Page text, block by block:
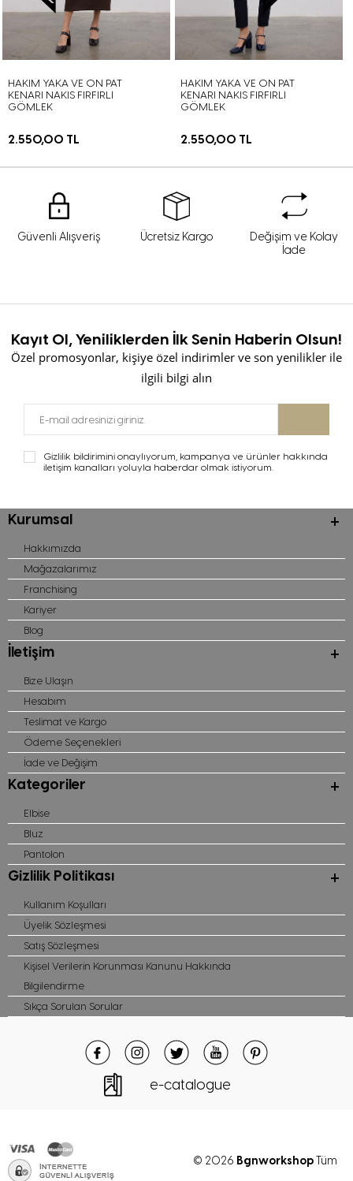
HAKIM YAKA VE ON PAT
KENARI NAKIS FIRFIRLI
GÖMLEK
2.550,00 TL
HAKIM YAKA VE ON PAT
KENARI NAKIS FIRFIRLI
GÖMLEK
2.550,00 TL
Güvenli Alışveriş Ücretsiz Kargo
Değişim ve Kolay
İade
Kayıt Ol, Yeniliklerden İlk Senin Haberin Olsun!
Özel promosyonlar, kişiye özel indirimler ve son yenilikler ile
ilgili bilgi alın
Gizlilik bildirimini onaylıyorum, kampanya ve ürünler hakkında
iletişim kanalları yoluyla haberdar olmak istiyorum.
Kurumsal
Hakkımızda
Mağazalarımız
Franchising
Kariyer
Blog
İletişim
Bize Ulaşın
Hesabım
Teslimat ve Kargo
Ödeme Seçenekleri
İade ve Değişim
Kategoriler
Elbise
Bluz
Pantolon
Gizlilik Politikası
Kullanım Koşulları
Üyelik Sözleşmesi
Satış Sözleşmesi
Kişisel Verilerin Korunması Kanunu Hakkında
Bilgilendirme
Sıkça Sorulan Sorular
e-catalogue
© 2026 BgnworkshopTüm